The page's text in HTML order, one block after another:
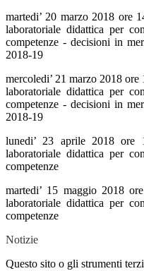
martedi’ 20 marzo 2018 ore
laboratoriale didattica per
competenze - decisioni in
2018-19
mercoledi’ 21 marzo 2018
laboratoriale didattica per
competenze - decisioni in
2018-19
lunedi’ 23 aprile 2018 ore
laboratoriale didattica per
competenze
martedi’ 15 maggio 2018
laboratoriale didattica per
competenze
Notizie
Questo sito o gli strumenti